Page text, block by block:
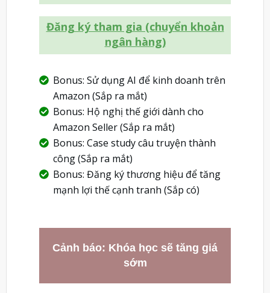
Đăng ký tham gia (chuyển khoản
ngân hàng)
Bonus: Sử dụng AI để kinh doanh trên
Amazon (Sắp ra mắt)
Bonus: Hộ nghị thế giới dành cho
Amazon Seller (Sắp ra mắt)
Bonus: Case study câu truyện thành
công (Sắp ra mắt)
Bonus: Đăng ký thương hiệu để tăng
mạnh lợi thế cạnh tranh (Sắp có)
Cảnh báo: Khóa học sẽ tăng giá
sớm